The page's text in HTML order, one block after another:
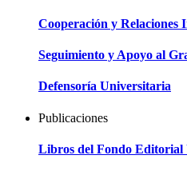
Cooperación y Relaciones
Seguimiento y Apoyo al
Defensoría Universitaria
Publicaciones
Libros del Fondo Editorial